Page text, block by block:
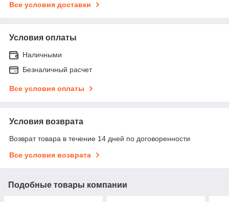
Все условия доставки
Условия оплаты
Наличными
Безналичный расчет
Все условия оплаты
Условия возврата
Возврат товара в течение 14 дней по договоренности
Все условия возврата
Подобные товары компании